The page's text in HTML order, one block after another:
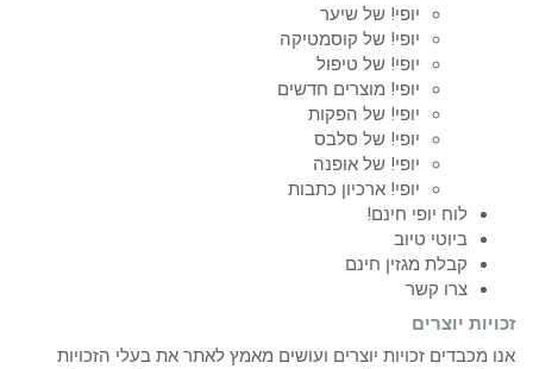
יופי! של שיער
יופי! של קוסמטיקה
יופי! של טיפול
יופי! מוצרים חדשים
יופי! של הפקות
יופי! של סלבס
יופי! של אופנה
יופי! ארכיון כתבות
לוח יופי חינם!
ביוטי טיוב
קבלת מגזין חינם
צרו קשר
זכויות יוצרים
אנו מכבדים זכויות יוצרים ועושים מאמץ לאתר את בעלי הזכויות